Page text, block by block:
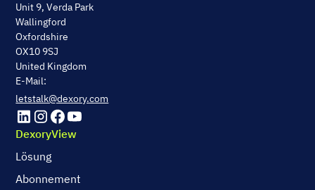
Unit 9, Verda Park
Wallingford
Oxfordshire
OX10 9SJ
United Kingdom
E-Mail:
letstalk@dexory.com
DexoryView
Lösung
Abonnement